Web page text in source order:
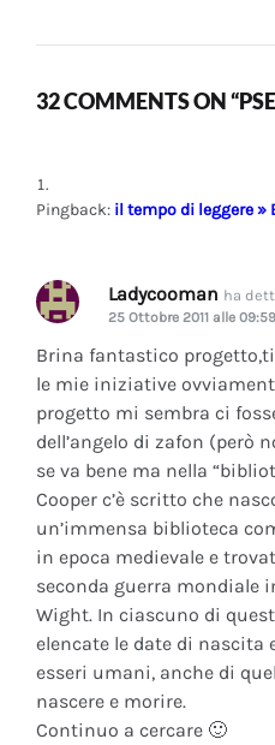
32 COMMENTS ON
Pingback: il tempo di leggere »
Ladycooman ha
25 Ottobre 2011 alle 09:59
Brina fantastico
le mie iniziative
progetto mi sembra ci
dell’angelo di zafon (però
se va bene ma nella
Cooper c’è scritto che
un’immensa biblioteca
in epoca medievale e
seconda guerra mondiale
Wight. In ciascuno di
elencate le date di
esseri umani, anche di
nascere e morire.
Continuo a cercare 🙂